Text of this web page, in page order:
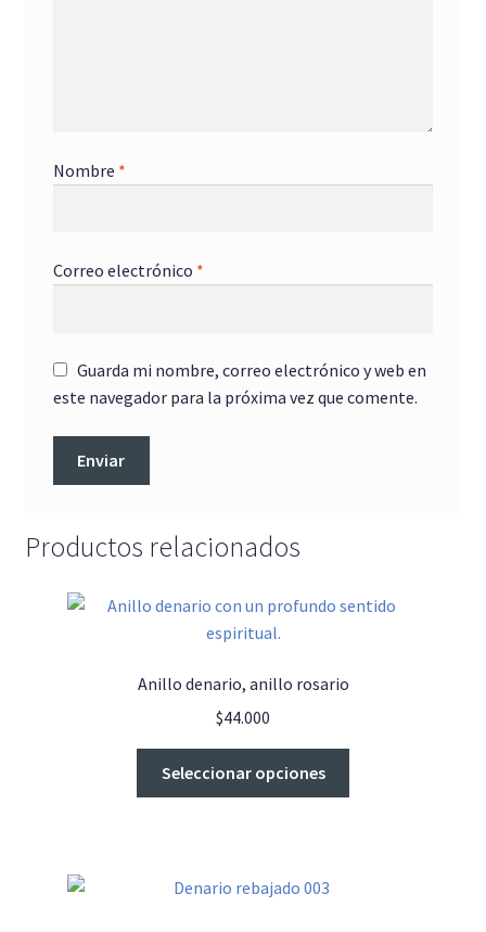
Nombre *
Correo electrónico *
Guarda mi nombre, correo electrónico y web en
este navegador para la próxima vez que comente.
Productos relacionados
Anillo denario, anillo rosario
$44.000
Seleccionar opciones